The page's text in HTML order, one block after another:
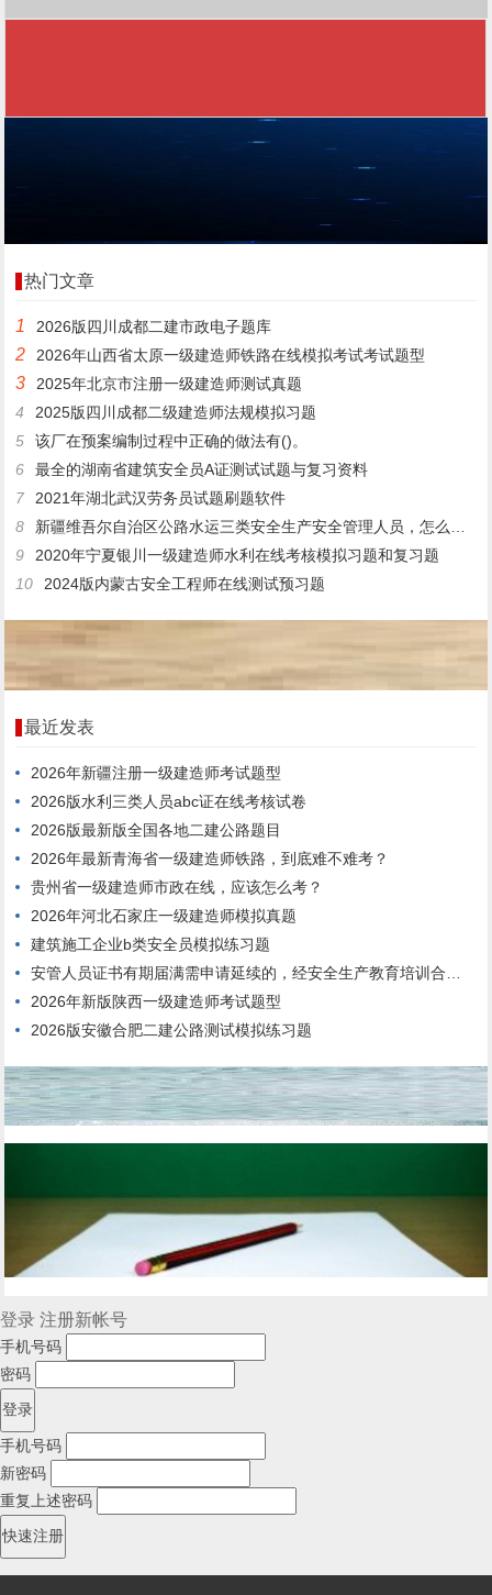
热门文章
1 2026版四川成都二建市政电子题库
2 2026年山西省太原一级建造师铁路在线模拟考试考试题型
3
2025年北京市注册一级建造师测试真题
4
2025版四川成都二级建造师法规模拟习题
5
该厂在预案编制过程中正确的做法有()。
6
最全的湖南省建筑安全员A证测试试题与复习资料
7
2021年湖北武汉劳务员试题刷题软件
8
新疆维吾尔自治区公路水运三类安全生产安全管理人员，怎么考才能过？
9
2020年宁夏银川一级建造师水利在线考核模拟习题和复习题
10
2024版内蒙古安全工程师在线测试预习题
最近发表
2026年新疆注册一级建造师考试题型
2026版水利三类人员abc证在线考核试卷
2026版最新版全国各地二建公路题目
2026年最新青海省一级建造师铁路，到底难不难考？
贵州省一级建造师市政在线，应该怎么考？
2026年河北石家庄一级建造师模拟真题
建筑施工企业b类安全员模拟练习题
安管人员证书有期届满需申请延续的，经安全生产教育培训合格，连续3年内每年度不少于()个学时。
2026年新版陕西一级建造师考试题型
2026版安徽合肥二建公路测试模拟练习题
登录 注册新帐号
手机号码
密码
手机号码
新密码
重复上述密码